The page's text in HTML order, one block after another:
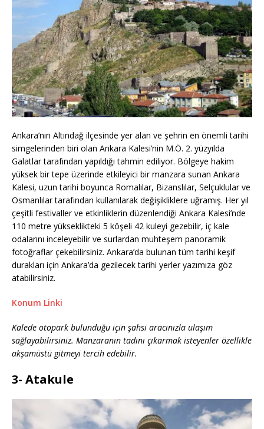
Ankara’nın Altındağ ilçesinde yer alan ve şehrin en önemli tarihi
simgelerinden biri olan Ankara Kalesi’nin M.Ö. 2. yüzyılda
Galatlar tarafından yapıldığı tahmin ediliyor. Bölgeye hakim
yüksek bir tepe üzerinde etkileyici bir manzara sunan Ankara
Kalesi, uzun tarihi boyunca Romalılar, Bizanslılar, Selçuklular ve
Osmanlılar tarafından kullanılarak değişikliklere uğramış. Her yıl
çeşitli festivaller ve etkinliklerin düzenlendiği Ankara Kalesi’nde
110 metre yükseklikteki 5 köşeli 42 kuleyi gezebilir, iç kale
odalarını inceleyebilir ve surlardan muhteşem panoramik
fotoğraflar çekebilirsiniz. Ankara’da bulunan tüm tarihi keşif
durakları için Ankara’da gezilecek tarihi yerler yazımıza göz
atabilirsiniz.
Konum Linki
Kalede otopark bulunduğu için şahsi aracınızla ulaşım
sağlayabilirsiniz. Manzaranın tadını çıkarmak isteyenler özellikle
akşamüstü gitmeyi tercih edebilir.
3- Atakule